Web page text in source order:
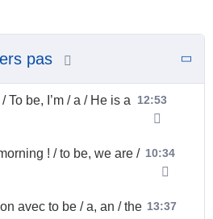
pas
To be, I’m / a / He is a
12:53
! / to be, we are / 10:34
avec to be / a, an / the 13:37